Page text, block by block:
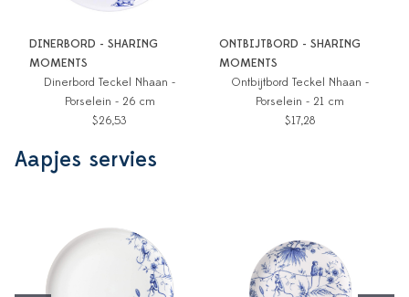
DINERBORD - SHARING
MOMENTS
Dinerbord Teckel Nhaan -
Porselein - 26 cm
$26,53
ONTBIJTBORD - SHARING
MOMENTS
Ontbijtbord Teckel Nhaan -
Porselein - 21 cm
$17,28
Aapjes servies